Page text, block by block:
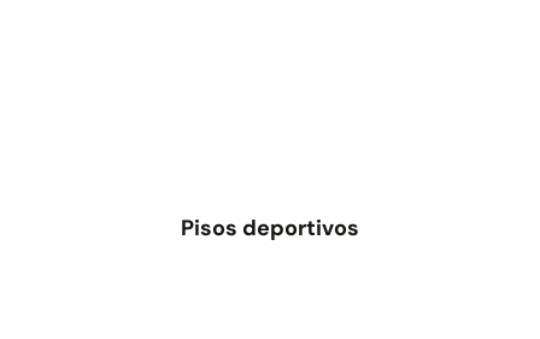
Pisos deportivos